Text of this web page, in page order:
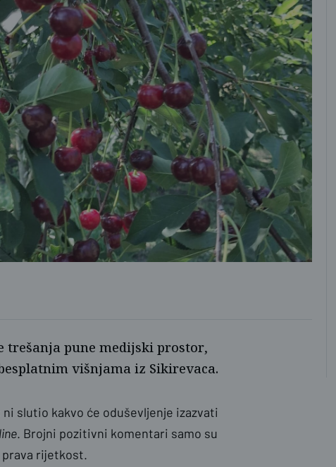
trešanja pune medijski prostor,
višnjama iz Sikirevaca.
slutio kakvo će oduševljenje izazvati
. Brojni pozitivni komentari samo su
rijetkost.